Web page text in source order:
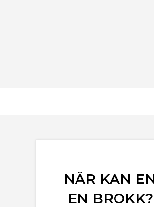
NÄR KAN
EN